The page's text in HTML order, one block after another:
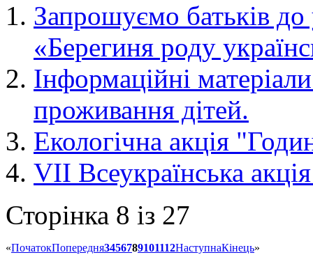
Запрошуємо батьків до
«Берегиня роду
Інформаційні
проживання дітей.
Екологічна акція
VІІ Всеукраїнська
Сторінка 8 із 27
«ПочатокПопередня3456789101112НаступнаКінець»